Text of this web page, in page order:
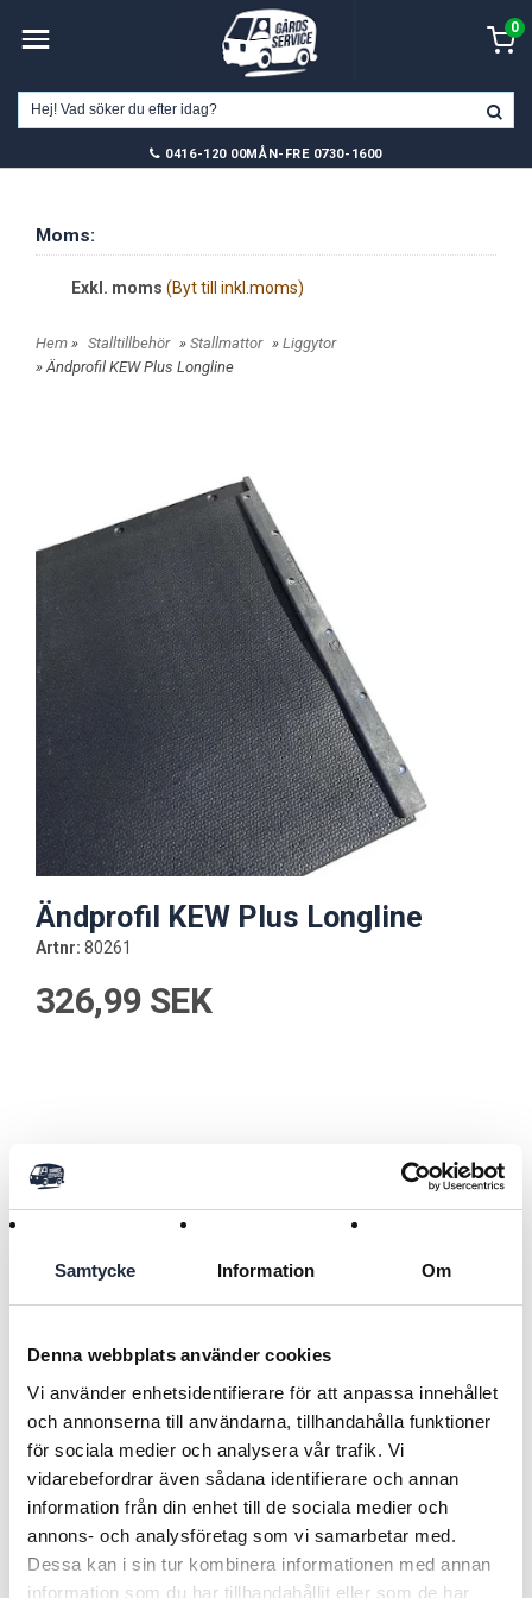
Samtycke Information Om
Denna webbplats använder cookies
Vi använder enhetsidentifierare för att anpassa innehållet
och annonserna till användarna, tillhandahålla funktioner
för sociala medier och analysera vår trafik. Vi
vidarebefordrar även sådana identifierare och annan
information från din enhet till de sociala medier och
annons- och analysföretag som vi samarbetar med.
Dessa kan i sin tur kombinera informationen med annan
information som du har tillhandahållit eller som de har
0
0416-120 00MÅN-FRE 0730-1600
Moms:
Exkl. moms (Byt till inkl.moms)
Hem » Stalltillbehör » Stallmattor » Liggytor
» Ändprofil KEW Plus Longline
Ändprofil KEW Plus Longline
Artnr: 80261
326,99 SEK
Produkt:
Tillbehör till Kew Plus Longline
Typ Ändprofil KEW Plus Longline
Beskrivning
Passar till KEW Plus Longline Art.
Läs mer
Tillbaka
RELATERADE PRODUKTER